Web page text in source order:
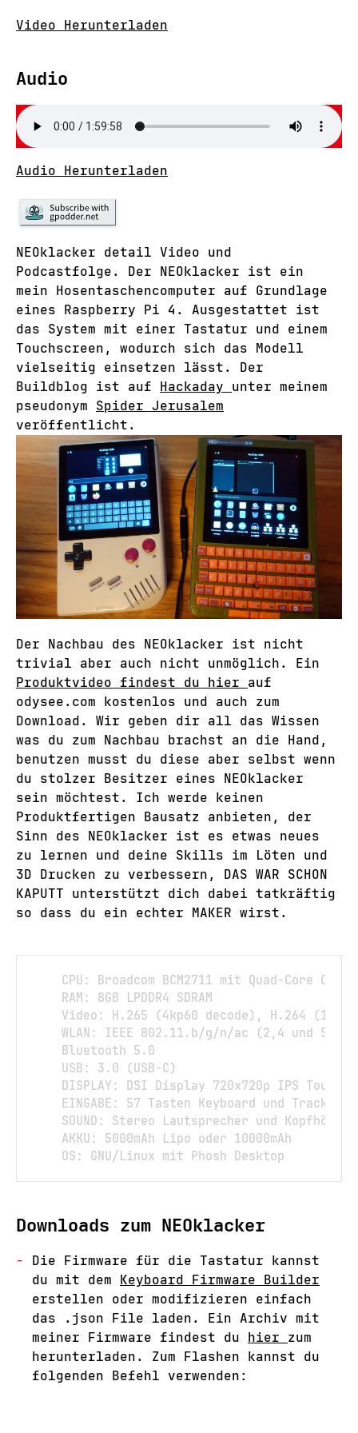
Video Herunterladen
Audio
Audio Herunterladen
NEOklacker detail Video und
Podcastfolge. Der NEOklacker ist ein
mein Hosentaschencomputer auf Grundlage
eines Raspberry Pi 4. Ausgestattet ist
das System mit einer Tastatur und einem
Touchscreen, wodurch sich das Modell
vielseitig einsetzen lässt. Der
Buildblog ist auf Hackaday unter meinem
pseudonym Spider Jerusalem
veröffentlicht.
Der Nachbau des NEOklacker ist nicht
trivial aber auch nicht unmöglich. Ein
Produktvideo findest du hier auf
odysee.com kostenlos und auch zum
Download. Wir geben dir all das Wissen
was du zum Nachbau brachst an die Hand,
benutzen musst du diese aber selbst wenn
du stolzer Besitzer eines NEOklacker
sein möchtest. Ich werde keinen
Produktfertigen Bausatz anbieten, der
Sinn des NEOklacker ist es etwas neues
zu lernen und deine Skills im Löten und
3D Drucken zu verbessern, DAS WAR SCHON
KAPUTT unterstützt dich dabei tatkräftig
so dass du ein echter MAKER wirst.
CPU: Broadcom BCM2711 mit Quad-Core
    RAM: 8GB LPDDR4 SDRAM
Video: H.265 (4kp60 decode), H.264
WLAN: IEEE 802.11.b/g/n/ac (2,4 und 5
    Bluetooth 5.0
    USB: 3.0 (USB-C)
DISPLAY: DSI Display 720x720p IPS
EINGABE: 57 Tasten Keyboard und
SOUND: Stereo Lautsprecher und
    AKKU: 5000mAh Lipo oder 10000mAh
Copy
Downloads zum NEOklacker
Die Firmware für die Tastatur kannst
du mit dem Keyboard Firmware Builder
erstellen oder modifizieren einfach
das .json File laden. Ein Archiv mit
meiner Firmware findest du hier zum
herunterladen. Zum Flashen kannst du
folgenden Befehl verwenden: